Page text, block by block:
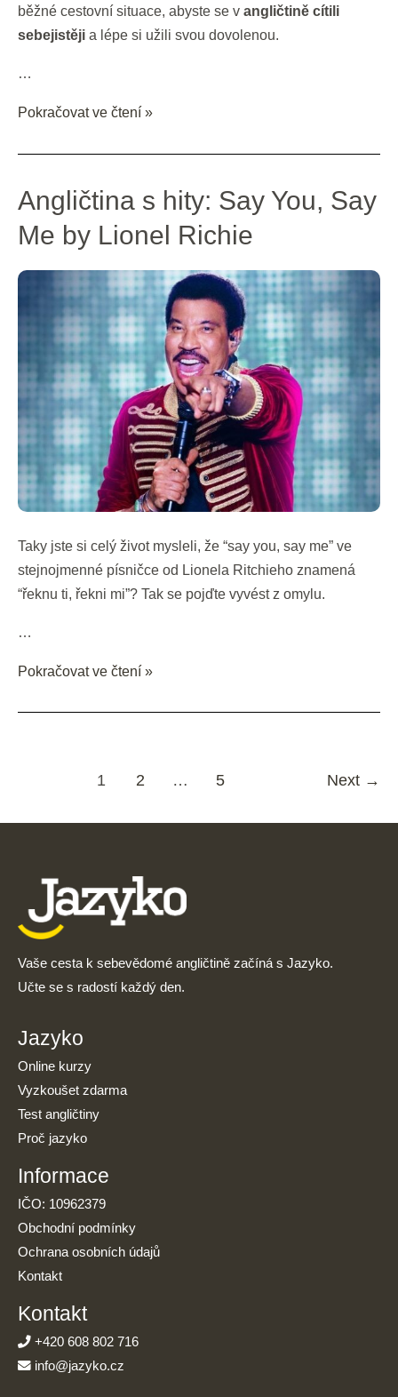
běžné cestovní situace, abyste se v angličtině cítili
sebejistěji a lépe si užili svou dovolenou.
…
Pokračovat ve čtení »
Angličtina s hity: Say You, Say
Me by Lionel Richie
Taky jste si celý život mysleli, že “say you, say me” ve
stejnojmenné písničce od Lionela Ritchieho znamená
“řeknu ti, řekni mi”? Tak se pojďte vyvést z omylu.
…
Angličtina
hity:
by
Lionel
Richie
Pokračovat ve čtení »
1 2 … 5 Next →
Vaše cesta k sebevědomé angličtině začíná s Jazyko.
Učte se s radostí každý den.
Jazyko
Online kurzy
Vyzkoušet zdarma
Test angličtiny
Proč jazyko
Informace
IČO: 10962379
Obchodní podmínky
Ochrana osobních údajů
Kontakt
Kontakt
+420 608 802 716
info@jazyko.cz